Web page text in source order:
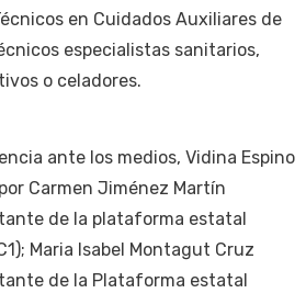
en Cuidados Auxiliares de
especialistas sanitarios,
o celadores.
ante los medios, Vidina Espino
Carmen Jiménez Martín
de la plataforma estatal
Maria Isabel Montagut Cruz
de la Plataforma estatal